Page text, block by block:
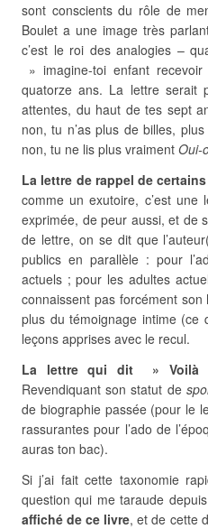
sont conscients du rôle de
Boulet a une image très
c’est le roi des analogies –
» imagine-toi enfant
quatorze ans. La lettre serait
attentes, du haut de tes sept
non, tu n’as plus de billes,
non, tu ne lis plus vraiment Oui-
La lettre de rappel de
comme un exutoire, c’est
exprimée, de peur aussi, et de
de lettre, on se dit que
publics en parallèle : pour
actuels ; pour les adultes
connaissent pas forcément
plus du témoignage intime (ce
leçons apprises avec le recul.
La lettre qui dit » Voilà
Revendiquant son statut de
de biographie passée (pour le
rassurantes pour l’ado de
auras ton bac).
Si j’ai fait cette taxonomie
question qui me taraude
affiché de ce livre, et de cette